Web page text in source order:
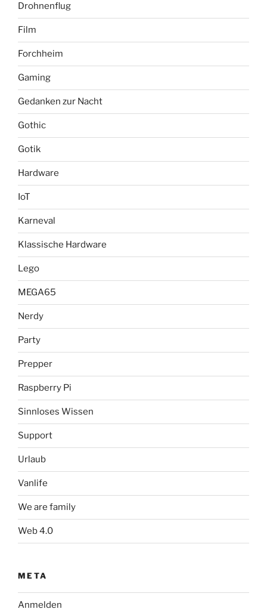
Drohnenflug
Film
Forchheim
Gaming
Gedanken zur Nacht
Gothic
Gotik
Hardware
IoT
Karneval
Klassische Hardware
Lego
MEGA65
Nerdy
Party
Prepper
Raspberry Pi
Sinnloses Wissen
Support
Urlaub
Vanlife
We are family
Web 4.0
META
Anmelden